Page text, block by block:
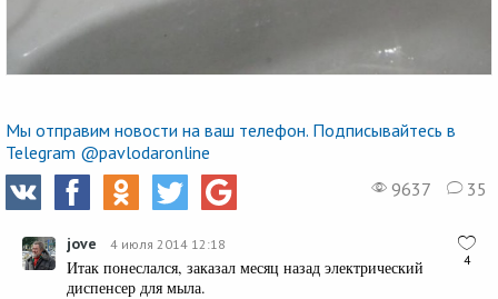
Мы отправим новости на ваш телефон. Подписывайтесь в
Telegram @pavlodaronline
9637
35
4
jove 4 июля 2014 12:18
Итак понеслался, заказал месяц назад электрический
диспенсер для мыла.